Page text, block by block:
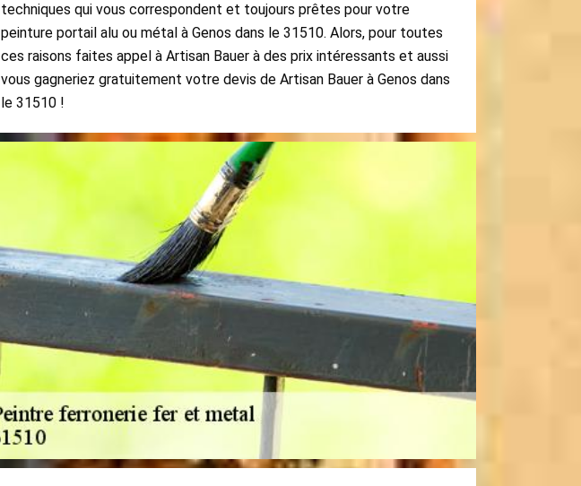
techniques qui vous correspondent et toujours prêtes pour votre
peinture portail alu ou métal à Genos dans le 31510. Alors, pour toutes
ces raisons faites appel à Artisan Bauer à des prix intéressants et aussi
vous gagneriez gratuitement votre devis de Artisan Bauer à Genos dans
le 31510 !